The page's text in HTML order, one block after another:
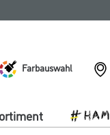
Farbauswahl